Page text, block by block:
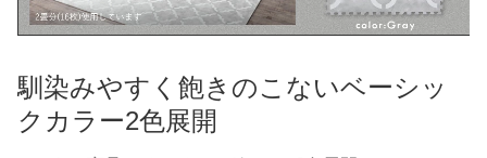
馴染みやすく飽きのこないベーシッ
クカラー2色展開